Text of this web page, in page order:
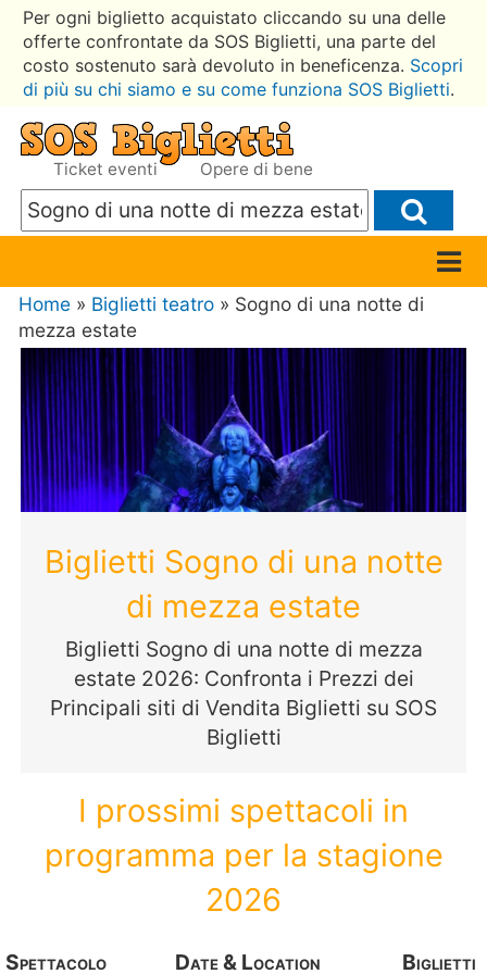
Per ogni biglietto acquistato cliccando su una delle
offerte confrontate da SOS Biglietti, una parte del
costo sostenuto sarà devoluto in beneficenza. Scopri
di più su chi siamo e su come funziona SOS Biglietti.
Ticket eventi Opere di bene
Home » Biglietti teatro » Sogno di una notte di
mezza estate
Biglietti Sogno di una notte
di mezza estate
Biglietti Sogno di una notte di mezza
estate 2026: Confronta i Prezzi dei
Principali siti di Vendita Biglietti su SOS
Biglietti
I prossimi spettacoli in
programma per la stagione
2026
Spettacolo Date & Location Biglietti